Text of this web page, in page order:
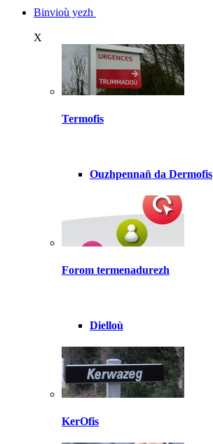
Binvioù yezh
X
Termofis
Ouzhpennañ da Dermofis
Forom termenadurezh
Dielloù
KerOfis